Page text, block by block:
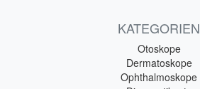
KATEGORIEN
Otoskope
Dermatoskope
Ophthalmoskope